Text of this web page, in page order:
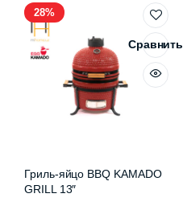
28%
Сравнить
Гриль-яйцо BBQ KAMADO
GRILL 13″